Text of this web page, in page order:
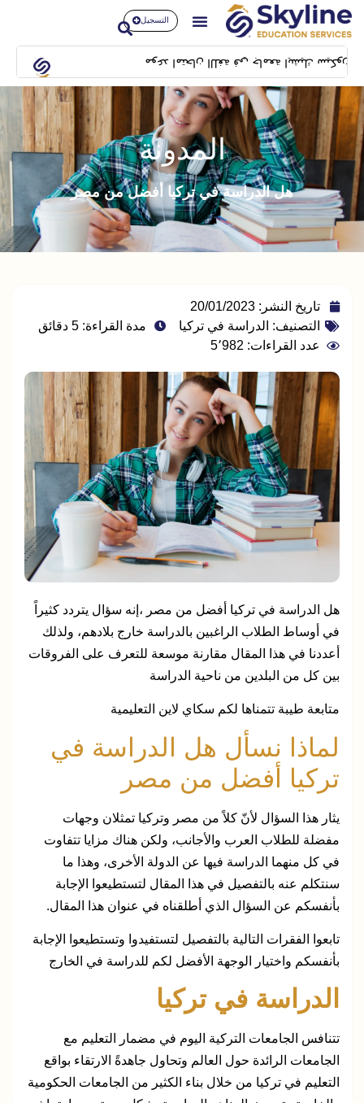
التسجيل
موعد امتحان اللغة في جامعة ايشيك سيكون بتاريخ 14/02/2024 بمبنى SFL building بشيلا
المدونة
هل الدراسة في تركيا أفضل من مصر
تاريخ النشر: 20/01/2023
التصنيف: الدراسة في تركيا
مدة القراءة: 5 دقائق
عدد القراءات: 5٬982
هل الدراسة في تركيا أفضل من مصر ،إنه سؤال يتردد كثيراً
في أوساط الطلاب الراغبين بالدراسة خارج بلادهم، ولذلك
أعددنا في هذا المقال مقارنة موسعة للتعرف على الفروقات
بين كل من البلدين من ناحية الدراسة
متابعة طيبة تتمناها لكم سكاي لاين التعليمية
لماذا نسأل هل الدراسة في
تركيا أفضل من مصر
يثار هذا السؤال لأنّ كلاً من مصر وتركيا تمثلان وجهات
مفضلة للطلاب العرب والأجانب، ولكن هناك مزايا تتفاوت
في كل منهما الدراسة فيها عن الدولة الأخرى، وهذا ما
سنتكلم عنه بالتفصيل في هذا المقال لتستطيعوا الإجابة
بأنفسكم عن السؤال الذي أطلقناه في عنوان هذا المقال.
تابعوا الفقرات التالية بالتفصيل لتستفيدوا وتستطيعوا الإجابة
بأنفسكم واختيار الوجهة الأفضل لكم للدراسة في الخارج
الدراسة في تركيا
تتنافس الجامعات التركية اليوم في مضمار التعليم مع
الجامعات الرائدة حول العالم وتحاول جاهدةً الارتقاء بواقع
التعليم في تركيا من خلال بناء الكثير من الجامعات الحكومية